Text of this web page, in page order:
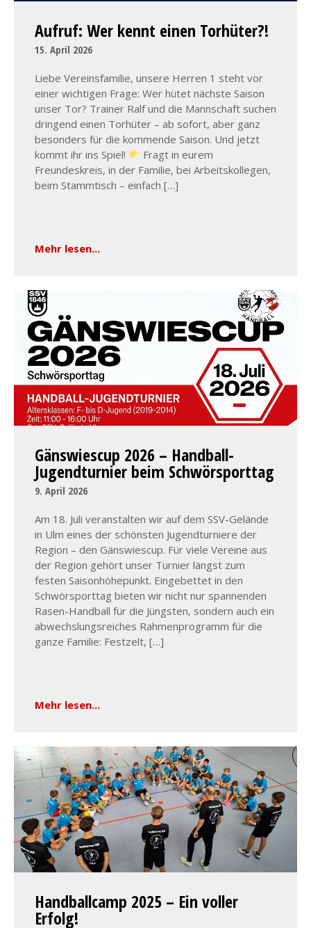
Aufruf: Wer kennt einen Torhüter?!
15. April 2026
Liebe Vereinsfamilie, unsere Herren 1 steht vor
einer wichtigen Frage: Wer hütet nächste Saison
unser Tor? Trainer Ralf und die Mannschaft suchen
dringend einen Torhüter – ab sofort, aber ganz
besonders für die kommende Saison. Und jetzt
kommt ihr ins Spiel!
Fragt in eurem
Freundeskreis, in der Familie, bei Arbeitskollegen,
beim Stammtisch – einfach […]
Mehr lesen...
Gänswiescup 2026 – Handball-
Jugendturnier beim Schwörsporttag
9. April 2026
Am 18. Juli veranstalten wir auf dem SSV-Gelände
in Ulm eines der schönsten Jugendturniere der
Region – den Gänswiescup. Für viele Vereine aus
der Region gehört unser Turnier längst zum
festen Saisonhöhepunkt. Eingebettet in den
Schwörsporttag bieten wir nicht nur spannenden
Rasen-Handball für die Jüngsten, sondern auch ein
abwechslungsreiches Rahmenprogramm für die
ganze Familie: Festzelt, […]
Mehr lesen...
Handballcamp 2025 – Ein voller
Erfolg!